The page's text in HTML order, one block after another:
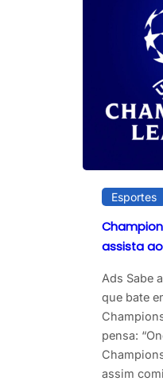
Esportes
assista
Ads Sabe
que bate
pensa:
assim